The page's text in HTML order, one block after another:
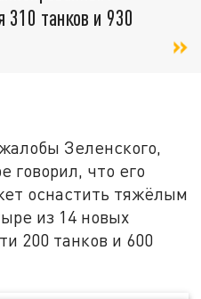
310 танков и 930
Зеленского,
говорил, что его
оснастить тяжёлым
из 14 новых
200 танков и 600